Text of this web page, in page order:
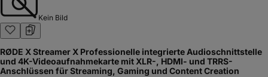
Kein Bild
RØDE X Streamer X Professionelle integrierte Audioschnittstelle
und 4K-Videoaufnahmekarte mit XLR-, HDMI- und TRRS-
Anschlüssen für Streaming, Gaming und Content Creation